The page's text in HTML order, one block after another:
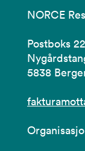
NORCE
Postboks
5838